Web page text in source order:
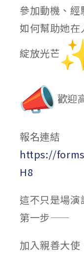
參加動機、
如何幫助她
綻放光芒
歡迎
報名連結
https://
H8
這不只是場
第一步——
加入親善大